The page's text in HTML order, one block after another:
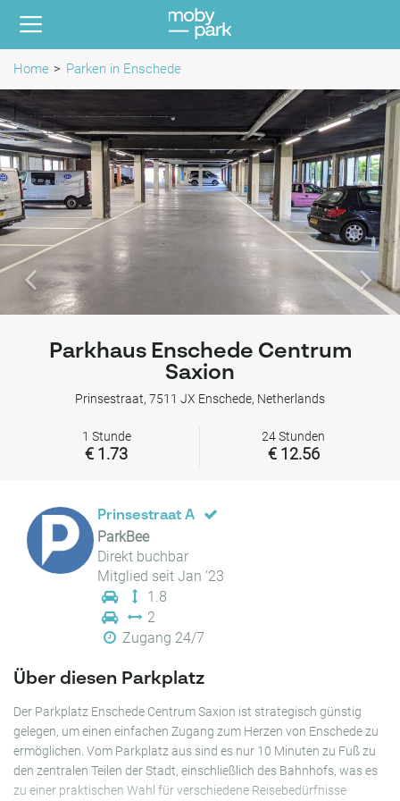
Home Parken in Enschede
Parkhaus Enschede Centrum
Saxion
Prinsestraat, 7511 JX Enschede, Netherlands
1 Stunde
€ 1.73
24 Stunden
€ 12.56
Prinsestraat A
ParkBee
Direkt buchbar
Mitglied seit Jan '23
1.8
2
Zugang 24/7
Über diesen Parkplatz
Der Parkplatz Enschede Centrum Saxion ist strategisch günstig
gelegen, um einen einfachen Zugang zum Herzen von Enschede zu
ermöglichen. Vom Parkplatz aus sind es nur 10 Minuten zu Fuß zu
den zentralen Teilen der Stadt, einschließlich des Bahnhofs, was es
zu einer praktischen Wahl für verschiedene Reisebedürfnisse